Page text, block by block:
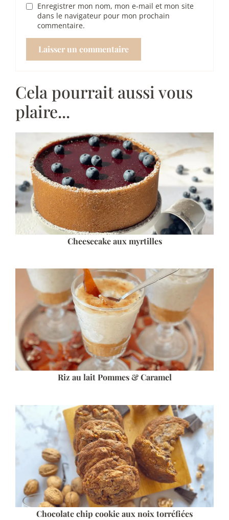
Enregistrer mon nom, mon e-mail et mon site
dans le navigateur pour mon prochain
commentaire.
Cela pourrait aussi vous
plaire...
Cheesecake aux myrtilles
Riz au lait Pommes & Caramel
Chocolate chip cookie aux noix torréfiées